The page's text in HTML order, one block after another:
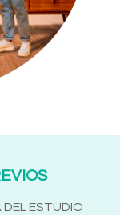
DEL ESTUDIO